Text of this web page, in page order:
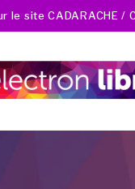
le site CADARACHE /